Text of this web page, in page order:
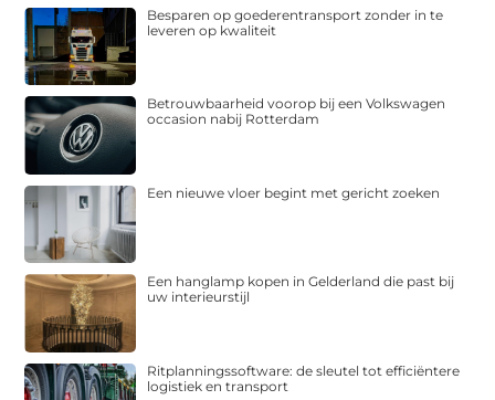
Besparen op goederentransport zonder in te
leveren op kwaliteit
Betrouwbaarheid voorop bij een Volkswagen
occasion nabij Rotterdam
Een nieuwe vloer begint met gericht zoeken
Een hanglamp kopen in Gelderland die past bij
uw interieurstijl
Ritplanningssoftware: de sleutel tot efficiëntere
logistiek en transport